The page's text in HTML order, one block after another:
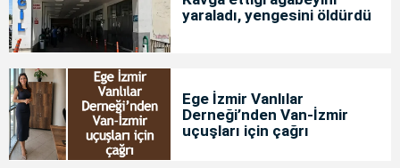
yaraladı, yengesini öldürdü
Ege İzmir Vanlılar
Derneği’nden Van-İzmir
uçuşları için çağrı